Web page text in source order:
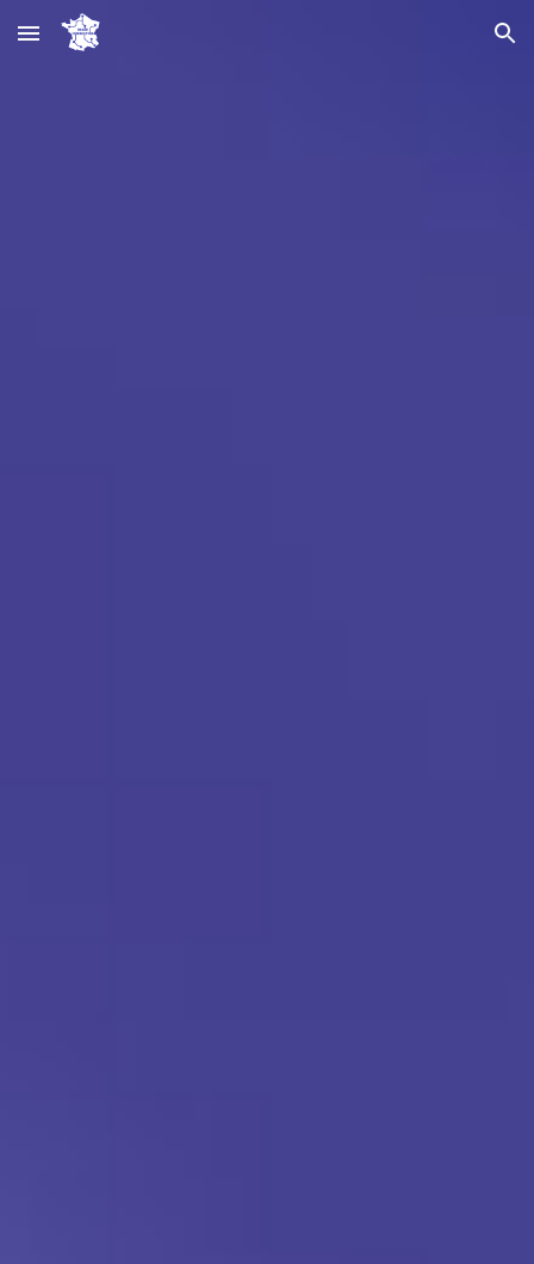
Skip to main content Skip to navigation